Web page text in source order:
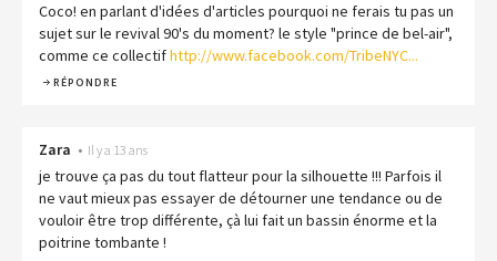
Coco! en parlant d'idées d'articles pourquoi ne ferais tu pas un
sujet sur le revival 90's du moment? le style "prince de bel-air",
comme ce collectifhttp://www.facebook.com/TribeNYC...
RÉPONDRE
Zara • Il y a 13 ans
je trouve ça pas du tout flatteur pour la silhouette !!! Parfois il
ne vaut mieux pas essayer de détourner une tendance ou de
vouloir être trop différente, çà lui fait un bassin énorme et la
poitrine tombante !